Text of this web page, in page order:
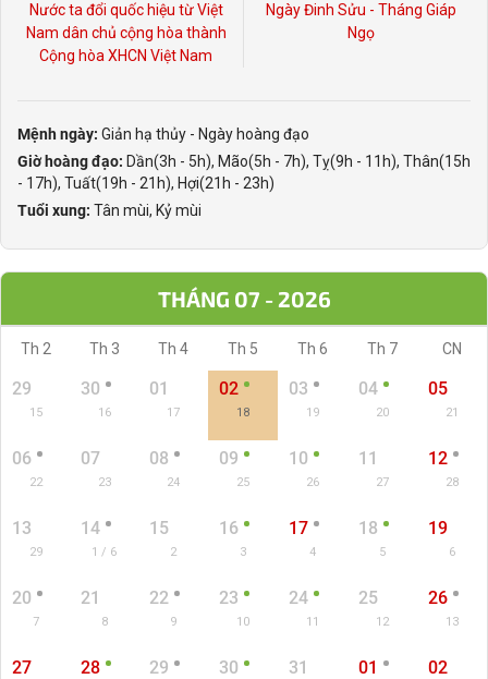
Nước ta đổi quốc hiệu từ Việt
Nam dân chủ cộng hòa thành
Cộng hòa XHCN Việt Nam
Ngày Đinh Sửu - Tháng Giáp
Ngọ
Mệnh ngày: Giản hạ thủy - Ngày hoàng đạo
Giờ hoàng đạo: Dần(3h - 5h), Mão(5h - 7h), Tỵ(9h - 11h), Thân(15h
- 17h), Tuất(19h - 21h), Hợi(21h - 23h)
Tuổi xung: Tân mùi, Kỷ mùi
THÁNG 07 - 2026
Th 2 Th 3 Th 4 Th 5 Th 6 Th 7 CN
29
15
30
16
01
17
02
18
03
19
04
20
05
21
06
22
07
23
08
24
09
25
10
26
11
27
12
28
13
29
14
1 / 6
15
2
16
3
17
4
18
5
19
6
20
7
21
8
22
9
23
10
24
11
25
12
26
13
27 28 29 30 31 01 02